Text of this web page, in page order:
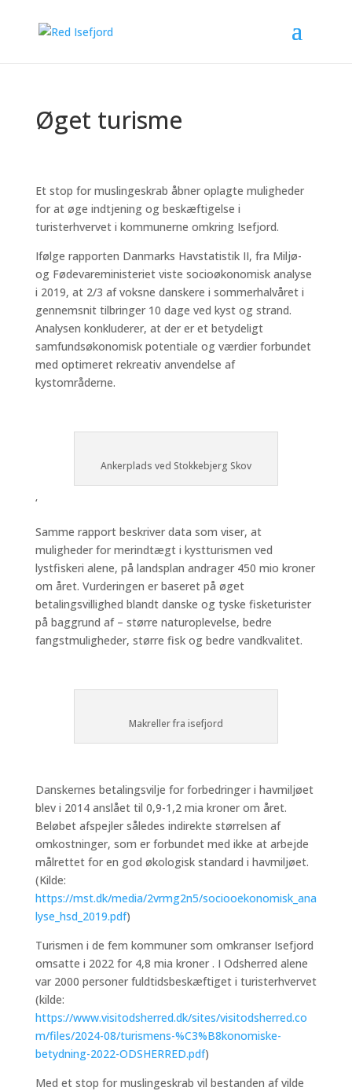
Øget turisme
Et stop for muslingeskrab åbner oplagte muligheder
for at øge indtjening og beskæftigelse i
turisterhvervet i kommunerne omkring Isefjord.
Ifølge rapporten Danmarks Havstatistik II, fra Miljø-
og Fødevareministeriet viste socioøkonomisk analyse
i 2019, at 2/3 af voksne danskere i sommerhalvåret i
gennemsnit tilbringer 10 dage ved kyst og strand.
Analysen konkluderer, at der er et betydeligt
samfundsøkonomisk potentiale og værdier forbundet
med optimeret rekreativ anvendelse af
kystområderne.
Ankerplads ved Stokkebjerg Skov
‘
Samme rapport beskriver data som viser, at
muligheder for merindtægt i kystturismen ved
lystfiskeri alene, på landsplan andrager 450 mio kroner
om året. Vurderingen er baseret på øget
betalingsvillighed blandt danske og tyske fisketurister
på baggrund af – større naturoplevelse, bedre
fangstmuligheder, større fisk og bedre vandkvalitet.
Makreller fra isefjord
Danskernes betalingsvilje for forbedringer i havmiljøet
blev i 2014 anslået til 0,9-1,2 mia kroner om året.
Beløbet afspejler således indirekte størrelsen af
omkostninger, som er forbundet med ikke at arbejde
målrettet for en god økologisk standard i havmiljøet.
(Kilde:
https://mst.dk/media/2vrmg2n5/sociooekonomisk_ana
lyse_hsd_2019.pdf)
Turismen i de fem kommuner som omkranser Isefjord
omsatte i 2022 for 4,8 mia kroner . I Odsherred alene
var 2000 personer fuldtidsbeskæftiget i turisterhvervet
(kilde:
https://www.visitodsherred.dk/sites/visitodsherred.co
m/files/2024-08/turismens-%C3%B8konomiske-
betydning-2022-ODSHERRED.pdf)
Med et stop for muslingeskrab vil bestanden af vilde